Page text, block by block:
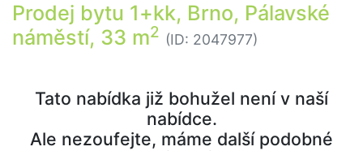
Prodej bytu 1+kk, Brno, Pálavské
náměstí, 33 m2 (ID: 2047977)
Tato nabídka již bohužel není v naší
nabídce.
Ale nezoufejte, máme další podobné